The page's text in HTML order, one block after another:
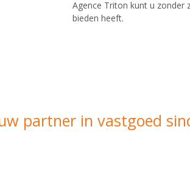
Agence Triton kunt u zonder
bieden heeft.
partner in vastgoed